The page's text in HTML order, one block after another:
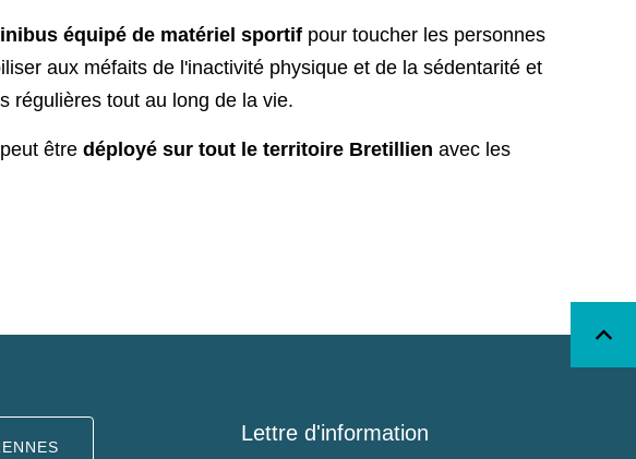
équipé de matériel sportif pour toucher les personnes
aux méfaits de l'inactivité physique et de la sédentarité et
régulières tout au long de la vie.
être déployé sur tout le territoire Bretillien avec les
Lettre d'information